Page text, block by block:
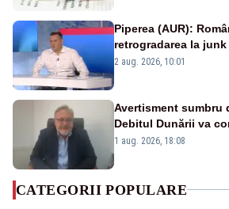
Piperea (AUR):
retrogradarea la
catastrofă pentru
2 aug. 2026, 10:01
Avertisment sumbru
Debitul Dunării va
Cernavodă s-ar
1 aug. 2026, 18:08
CATEGORII POPULARE